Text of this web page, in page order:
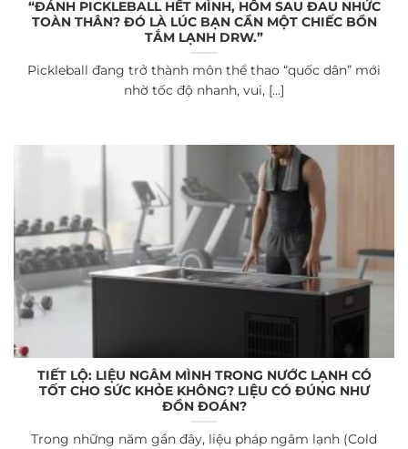
“ĐÁNH PICKLEBALL HẾT MÌNH, HÔM SAU ĐAU NHỨC
TOÀN THÂN? ĐÓ LÀ LÚC BẠN CẦN MỘT CHIẾC BỒN
TẮM LẠNH DRW.”
Pickleball đang trở thành môn thể thao “quốc dân” mới
nhờ tốc độ nhanh, vui, [...]
TIẾT LỘ: LIỆU NGÂM MÌNH TRONG NƯỚC LẠNH CÓ
TỐT CHO SỨC KHỎE KHÔNG? LIỆU CÓ ĐÚNG NHƯ
ĐỒN ĐOÁN?
Trong những năm gần đây, liệu pháp ngâm lạnh (Cold